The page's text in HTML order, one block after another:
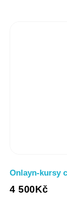
Onlayn-kursy
4 500Kč